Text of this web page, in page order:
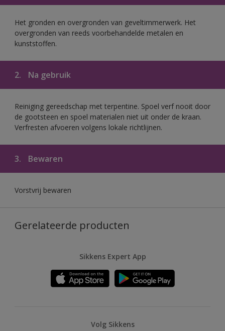
Het gronden en overgronden van geveltimmerwerk. Het
overgronden van reeds voorbehandelde metalen en
kunststoffen.
2. Na gebruik
Reiniging gereedschap met terpentine. Spoel verf nooit door
de gootsteen en spoel materialen niet uit onder de kraan.
Verfresten afvoeren volgens lokale richtlijnen.
3. Bewaren
Vorstvrij bewaren
Gerelateerde producten
Sikkens Expert App
Volg Sikkens